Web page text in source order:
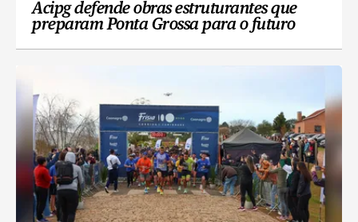
Acipg defende obras estruturantes que
preparam Ponta Grossa para o futuro